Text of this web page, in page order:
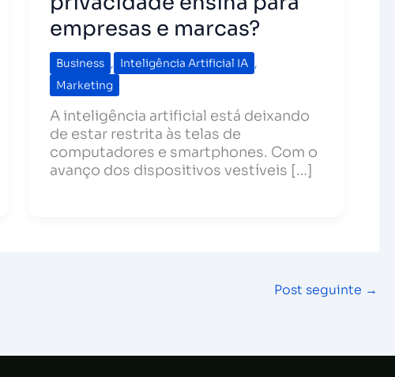
empresas e marcas?
Business , Inteligência Artificial IA ,
Marketing
A inteligência artificial está deixando
de estar restrita às telas de
computadores e smartphones. Com o
avanço dos dispositivos vestíveis […]
Post seguinte →